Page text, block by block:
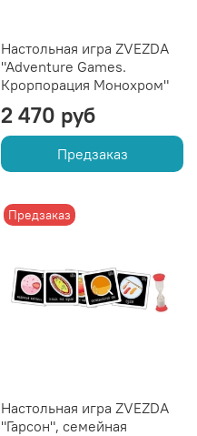
Настольная игра ZVEZDA
"Adventure Games.
Крорпорация Монохром"
2 470 руб
Предзаказ
Предзаказ
Настольная игра ZVEZDA
"Гарсон", семейная